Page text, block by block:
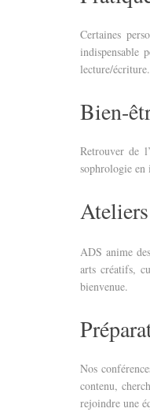
Certaines
indispensable
lecture/écriture.
Bien-
Retrouver de
sophrologie
ADS anime
arts créatifs,
bienvenue.
Nos
contenu,
rejoindre une